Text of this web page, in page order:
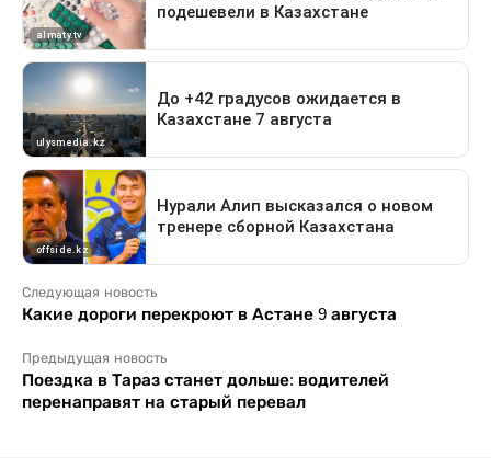
Следующая новость
Какие дороги перекроют в Астане 9 августа
Предыдущая новость
Поездка в Тараз станет дольше: водителей
перенаправят на старый перевал